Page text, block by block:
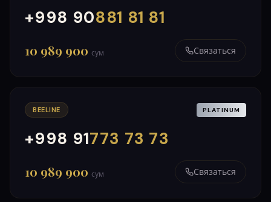
+998 90881 81 81
000
999
10 989 900 сум Связаться
BEELINE PLATINUM
+998 91773 73 73
000
999
10 989 900 сум Связаться